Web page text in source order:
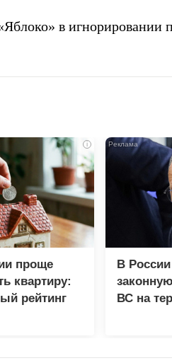
в игнорировании
i
проще
квартиру:
рейтинг
В
ВС на